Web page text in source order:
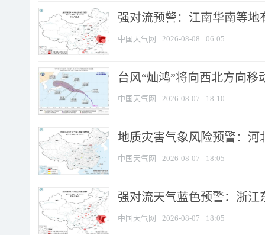
强对流预警：江南华南等地
中国天气网 2026-08-08 06:05
台风“灿鸿”将向西北方向移
中国天气网 2026-08-07 18:10
地质灾害气象风险预警：河
中国天气网 2026-08-07 18:05
强对流天气蓝色预警：浙江
中国天气网 2026-08-07 18:05